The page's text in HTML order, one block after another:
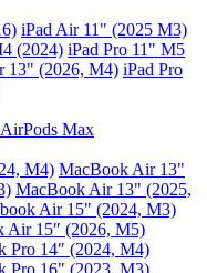
iPad Air 11" (2025 M3)
(2024) iPad Pro 11" M5
13" (2026, M4) iPad Pro
AirPods Max
M4) MacBook Air 13"
MacBook Air 13" (2025,
Air 15" (2024, M3)
Air 15″ (2026, M5)
Pro 14″ (2024, M4)
Pro 16" (2023, M3)